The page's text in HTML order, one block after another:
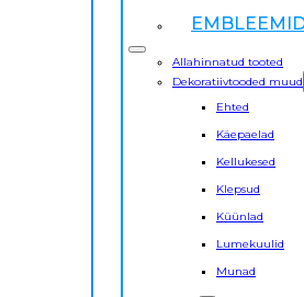
Allahinnatud tooted
Dekoratiivtooded muud
Ehted
Käepaelad
Kellukesed
Klepsud
Küünlad
Lumekuulid
Munad